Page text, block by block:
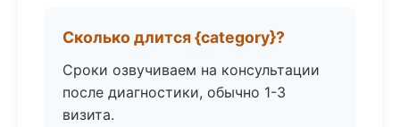
Сколько длится {category}?
Сроки озвучиваем на консультации
после диагностики, обычно 1-3
визита.